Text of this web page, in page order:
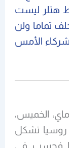
هتلر ليست
تماما ولن
الأمس
ماي، الخميس،
روسيا تشكل